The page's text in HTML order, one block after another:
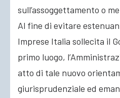
sull’assoggettamento o
Al fine di evitare
Imprese Italia sollecita il
primo luogo,
atto di tale nuovo
giurisprudenziale ed